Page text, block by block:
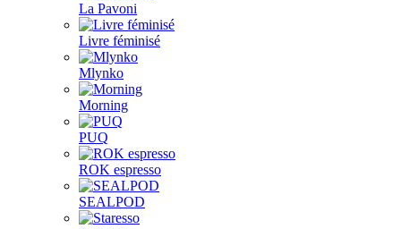
La Pavoni
Livre féminisé
Mlynko
Morning
PUQ
ROK espresso
SEALPOD